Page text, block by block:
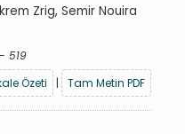
Zrig, Semir Nouira
519
Özeti
| Tam Metin PDF